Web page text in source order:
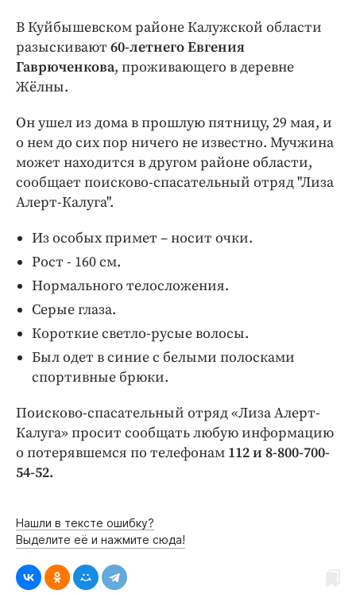
Бренд года
Работодатель года
В Куйбышевском районе Калужской области
разыскивают 60-летнего Евгения
Гаврюченкова, проживающего в деревне
Жёлны.
Он ушел из дома в прошлую пятницу, 29 мая, и
о нем до сих пор ничего не известно. Мучжина
может находится в другом районе области,
сообщает поисково-спасательный отряд "Лиза
Алерт-Калуга".
Из особых примет – носит очки.
Рост - 160 см.
Нормального телосложения.
Серые глаза.
Короткие светло-русые волосы.
Был одет в синие с белыми полосками
спортивные брюки.
Поисково-спасательный отряд «Лиза Алерт-
Калуга» просит сообщать любую информацию
о потерявшемся по телефонам 112 и 8-800-700-
54-52.
Нашли в тексте ошибку?
Выделите её и нажмите сюда!